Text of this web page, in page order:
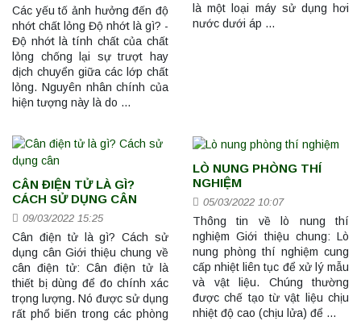
Các yếu tố ảnh hưởng đến độ
nhớt chất lỏng Độ nhớt là gì? -
Độ nhớt là tính chất của chất
lỏng chống lại sự trượt hay
dịch chuyển giữa các lớp chất
lỏng. Nguyên nhân chính của
hiện tượng này là do …
là một loại máy sử dụng hơi
nước dưới áp …
CÂN ĐIỆN TỬ LÀ GÌ?
CÁCH SỬ DỤNG CÂN
09/03/2022 15:25
Cân điện tử là gì? Cách sử
dụng cân Giới thiệu chung về
cân điện tử: Cân điện tử là
thiết bị dùng để đo chính xác
trọng lượng. Nó được sử dụng
rất phổ biến trong các phòng
LÒ NUNG PHÒNG THÍ
NGHIỆM
05/03/2022 10:07
Thông tin về lò nung thí
nghiệm Giới thiệu chung: Lò
nung phòng thí nghiệm cung
cấp nhiệt liên tục để xử lý mẫu
và vật liệu. Chúng thường
được chế tạo từ vật liệu chịu
nhiệt độ cao (chịu lửa) để …